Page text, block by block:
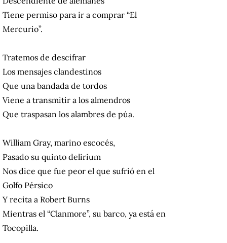
Tiene permiso para ir a comprar “El
Mercurio”.
Tratemos de descifrar
Los mensajes clandestinos
Que una bandada de tordos
Viene a transmitir a los almendros
Que traspasan los alambres de púa.
William Gray, marino escocés,
Pasado su quinto delirium
Nos dice que fue peor el que sufrió en el
Golfo Pérsico
Y recita a Robert Burns
Mientras el “Clanmore”, su barco, ya está en
Tocopilla.